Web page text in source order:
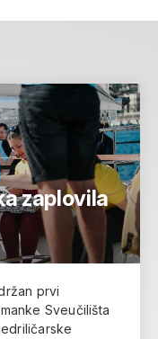
zaplovila
prvi
Sveučilišta